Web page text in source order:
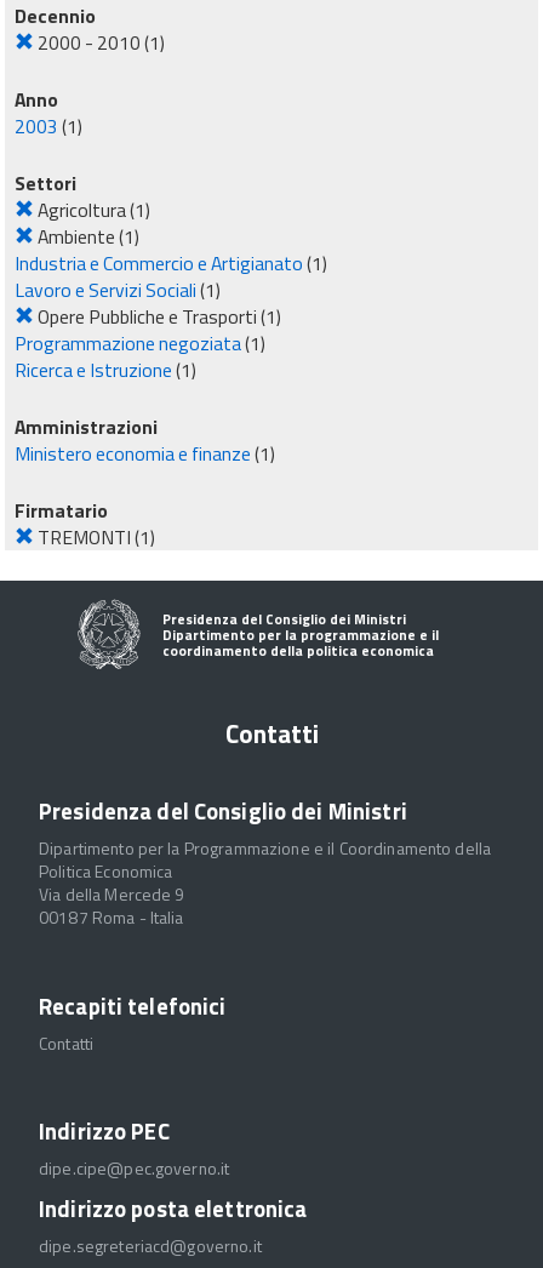
Decennio
2000 - 2010(1)
Anno
2003 (1)
Settori
Agricoltura(1)
Ambiente(1)
Industria e Commercio e Artigianato(1)
Lavoro e Servizi Sociali(1)
Opere Pubbliche e Trasporti(1)
Programmazione negoziata(1)
Ricerca e Istruzione(1)
Amministrazioni
Ministero economia e finanze(1)
Firmatario
TREMONTI(1)
Presidenza del Consiglio dei Ministri
Dipartimento per la programmazione e il
coordinamento della politica economica
Contatti
Presidenza del Consiglio dei Ministri
Dipartimento per la Programmazione e il Coordinamento della
Politica Economica
Via della Mercede 9
00187 Roma - Italia
Recapiti telefonici
Contatti
Indirizzo PEC
dipe.cipe@pec.governo.it
Indirizzo posta elettronica
dipe.segreteriacd@governo.it